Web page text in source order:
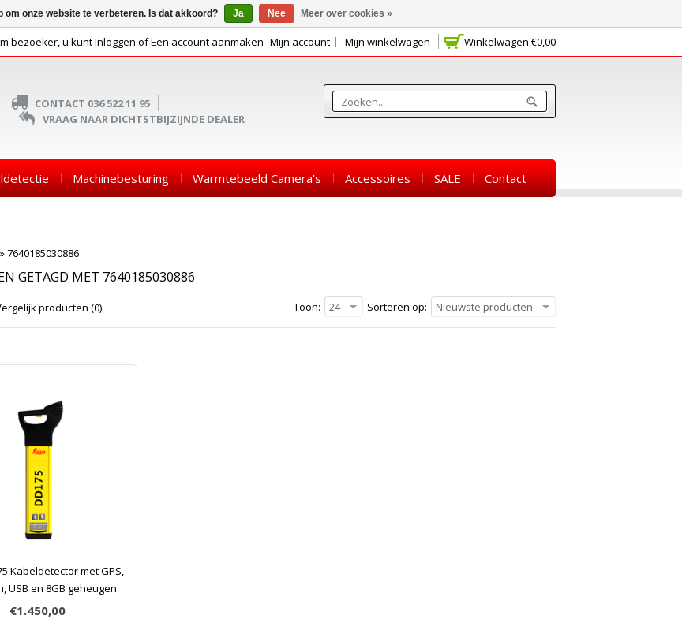
Winkelwagen €0,00
bezoeker, u kuntInloggen ofEen account aanmaken Mijn account Mijn winkelwagen
CONTACT 036 522 11 95
VRAAG NAAR DICHTSTBIJZIJNDE DEALER
Machinebesturing Warmtebeeld Camera's Accessoires SALE Contact
»7640185030886
GETAGD MET 7640185030886
producten (0) Sorteren op: Nieuwste producten
Toon: 24
Kabeldetector met GPS,
USB en 8GB geheugen
€1.450,00
om onze website te verbeteren. Is dat akkoord? Ja Nee Meer over cookies »